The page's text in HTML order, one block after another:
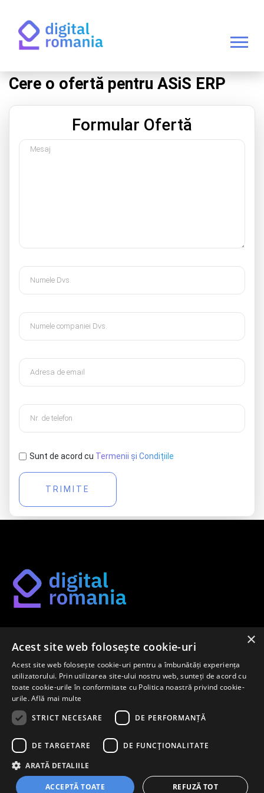
Cere o ofertă pentru ASiS ERP
Formular Ofertă
Sunt de acord cu Termenii și Condițiile
Găsește-ți metoda potrivită de digitalizare pe platforma
Newsletter
Înregistrează-te pentru a afla primul despre cele mai noi
metode de digitalizare pe piața internă.
ÎNREGISTREAZĂ-TE
×
Acest site web folosește cookie-uri
Acest site web folosește cookie-uri pentru a îmbunătăți experiența
utilizatorului. Prin utilizarea site-ului nostru web, sunteți de acord cu
toate cookie-urile în conformitate cu Politica noastră privind cookie-
urile.Află mai multe
STRICT NECESARE
DE PERFORMANȚĂ
DE TARGETARE DE FUNCŢIONALITATE
ARATĂ DETALIILE
ACCEPTĂ TOATE REFUZĂ TOT